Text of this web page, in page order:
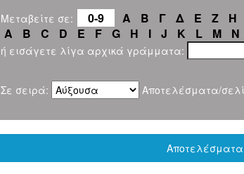
Μεταβείτε σε: 0-9 Α Β Γ Δ Ε Ζ Η
A
B C D E F G H I J K L M N
ή εισάγετε λίγα αρχικά γράμματα:
Σε σειρά: Αποτελέσματα/
Αποτελέσματα